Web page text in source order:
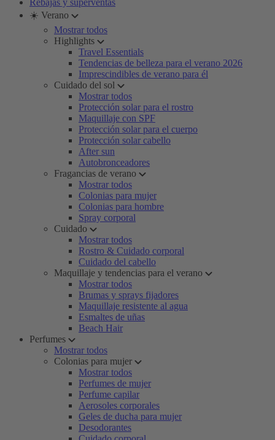
Rebajas y superventas
☀️ Verano
Mostrar todos
Highlights
Travel Essentials
Tendencias de belleza para el verano 2026
Imprescindibles de verano para él
Cuidado del sol
Mostrar todos
Protección solar para el rostro
Maquillaje con SPF
Protección solar para el cuerpo
Protección solar cabello
After sun
Autobronceadores
Fragancias de verano
Mostrar todos
Colonias para mujer
Colonias para hombre
Spray corporal
Cuidado
Mostrar todos
Rostro & Cuidado corporal
Cuidado del cabello
Maquillaje y tendencias para el verano
Mostrar todos
Brumas y sprays fijadores
Maquillaje resistente al agua
Esmaltes de uñas
Beach Hair
Perfumes
Mostrar todos
Colonias para mujer
Mostrar todos
Perfumes de mujer
Perfume capilar
Aerosoles corporales
Geles de ducha para mujer
Desodorantes